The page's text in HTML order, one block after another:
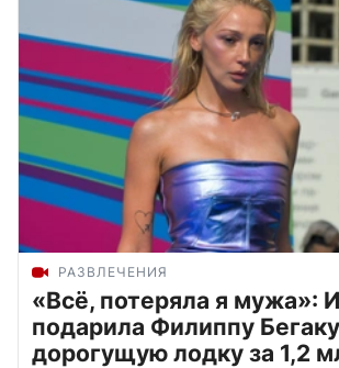
РАЗВЛЕЧЕНИЯ
«Всё, потеряла я мужа»:
подарила Филиппу Бегаку
дорогущую лодку за 1,2